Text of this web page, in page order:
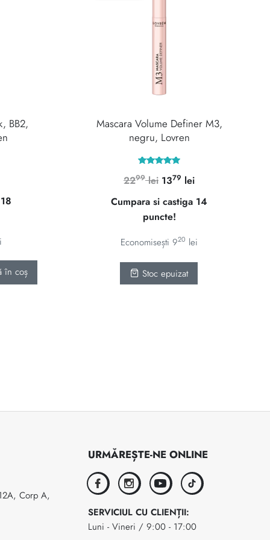
BB2,
în coș
Mascara Volume Definer M3,
negru, Lovren
5.00
din 5
2299 lei Prețul
inițial
a
fost:
2299 lei.
1379 leiPrețul
curent
Cumpara si castiga 14
puncte!
Economisești 920 lei
Stoc epuizat
Corp A,
URMĂREȘTE-NE ONLINE
facebookinstagramyoutubetiktok
SERVICIUL CU CLIENȚII:
Luni - Vineri / 9:00 - 17:00